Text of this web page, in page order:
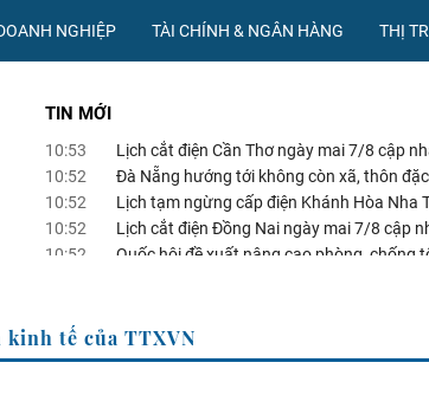
NGHIỆP TÀI CHÍNH & NGÂN HÀNG THỊ
TIN MỚI
10:53
Lịch cắt điện Cần Thơ ngày mai 7/8 cập
10:52
Đà Nẵng hướng tới không còn xã, thôn
10:52
Lịch tạm ngừng cấp điện Khánh Hòa Nha
10:52
Lịch cắt điện Đồng Nai ngày mai 7/8 cập
10:52
Quốc hội đề xuất nâng cao phòng, chống
kinh tế của TTXVN